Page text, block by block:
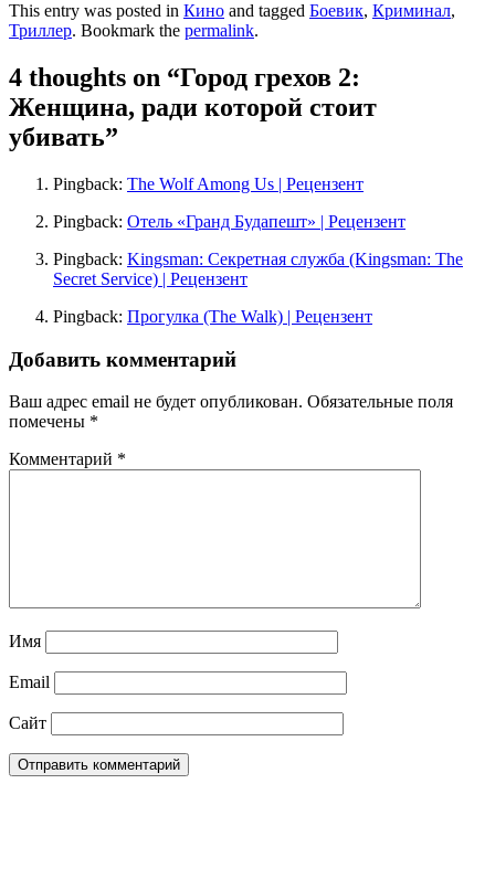
This entry was posted in Кино and tagged Боевик, Криминал,
Триллер. Bookmark the permalink.
4 thoughts on “Город грехов 2:
Женщина, ради которой стоит
убивать”
Pingback: The Wolf Among Us | Рецензент
Pingback: Отель «Гранд Будапешт» | Рецензент
Pingback: Kingsman: Секретная служба (Kingsman: The
Secret Service) | Рецензент
Pingback: Прогулка (The Walk) | Рецензент
Добавить комментарий
Ваш адрес email не будет опубликован. Обязательные поля
помечены *
Комментарий *
Имя
Email
Сайт